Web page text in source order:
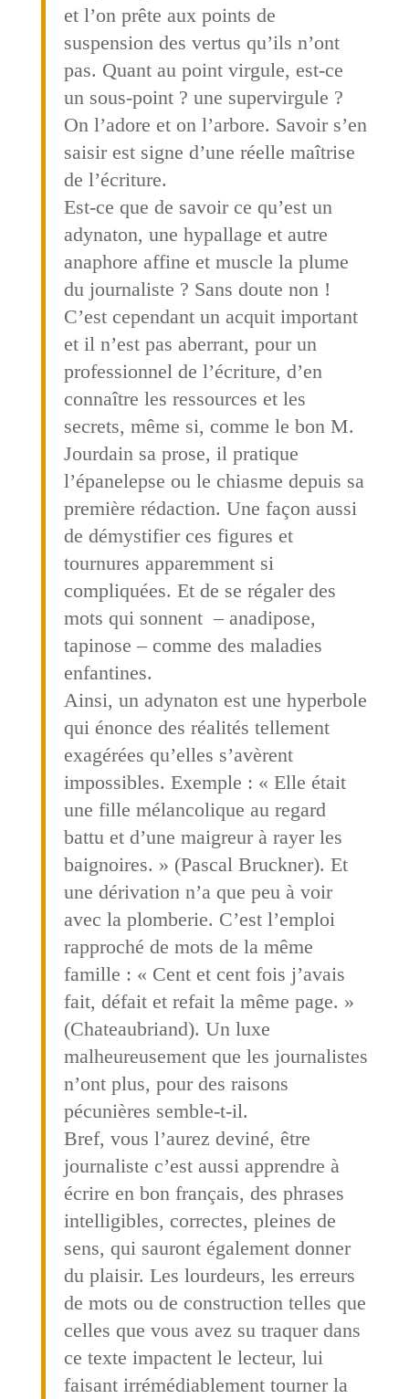
et l’on prête aux points de
suspension des vertus qu’ils n’ont
pas. Quant au point virgule, est-ce
un sous-point ? une supervirgule ?
On l’adore et on l’arbore. Savoir s’en
saisir est signe d’une réelle maîtrise
de l’écriture.
Est-ce que de savoir ce qu’est un
adynaton, une hypallage et autre
anaphore affine et muscle la plume
du journaliste ? Sans doute non !
C’est cependant un acquit important
et il n’est pas aberrant, pour un
professionnel de l’écriture, d’en
connaître les ressources et les
secrets, même si, comme le bon M.
Jourdain sa prose, il pratique
l’épanelepse ou le chiasme depuis sa
première rédaction. Une façon aussi
de démystifier ces figures et
tournures apparemment si
compliquées. Et de se régaler des
mots qui sonnent – anadipose,
tapinose – comme des maladies
enfantines.
Ainsi, un adynaton est une hyperbole
qui énonce des réalités tellement
exagérées qu’elles s’avèrent
impossibles. Exemple : « Elle était
une fille mélancolique au regard
battu et d’une maigreur à rayer les
baignoires. » (Pascal Bruckner). Et
une dérivation n’a que peu à voir
avec la plomberie. C’est l’emploi
rapproché de mots de la même
famille : « Cent et cent fois j’avais
fait, défait et refait la même page. »
(Chateaubriand). Un luxe
malheureusement que les journalistes
n’ont plus, pour des raisons
pécunières semble-t-il.
Bref, vous l’aurez deviné, être
journaliste c’est aussi apprendre à
écrire en bon français, des phrases
intelligibles, correctes, pleines de
sens, qui sauront également donner
du plaisir. Les lourdeurs, les erreurs
de mots ou de construction telles que
celles que vous avez su traquer dans
ce texte impactent le lecteur, lui
faisant irrémédiablement tourner la